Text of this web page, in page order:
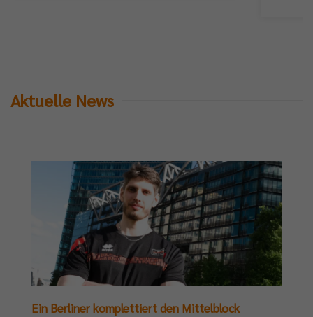
Aktuelle News
Ein Berliner komplettiert den Mittelblock